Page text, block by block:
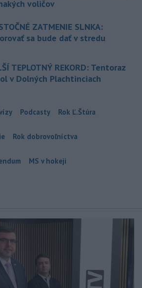
voličov
ZATMENIE SLNKA:
sa bude dať v stredu
TEPLOTNÝ REKORD: Tentoraz
v Dolných Plachtinciach
Podcasty Rok Ľ.Štúra
Rok dobrovoľníctva
MS v hokeji